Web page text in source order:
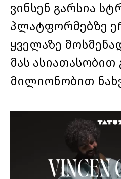
ვინსენ გარსია
პლატფორმებზე
ყველაზე
მას
მილიონობით